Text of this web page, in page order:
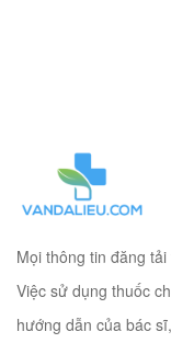
Mọi thông tin đăng
Việc sử dụng thuốc
hướng dẫn của bác